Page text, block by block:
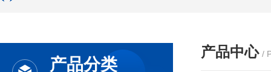
产品分类
产品中心 /